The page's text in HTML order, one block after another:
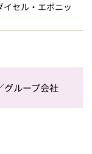
セル・エボニッ
グループ会社